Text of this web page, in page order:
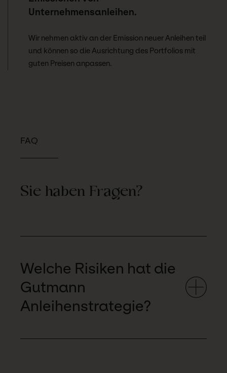
Unternehmensanleihen.
Wir nehmen aktiv an der Emission neuer Anleihen teil
und können so die Ausrichtung des Portfolios mit
guten Preisen anpassen.
FAQ
Sie haben Fragen?
Welche Risiken hat die
Gutmann
Anleihenstrategie?